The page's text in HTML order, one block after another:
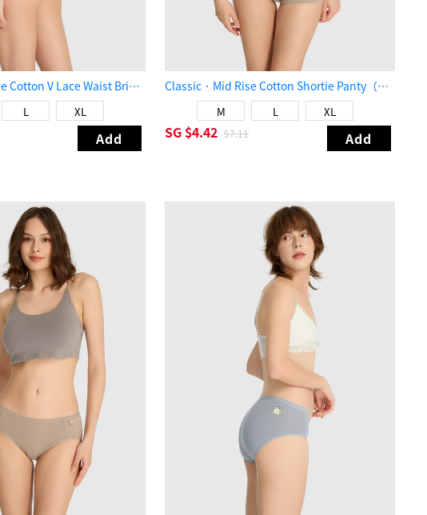
Classic．Mid Rise Cotton V Lace Waist Brief Panty（Mineral Gray）
L XL
Add
Classic．Mid Rise Cotton Shortie Panty（Vintage Khaki）
M L XL
SG $4.42 $7.11 Add